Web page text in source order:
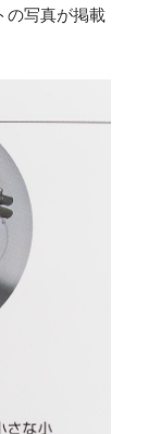
の写真が掲載